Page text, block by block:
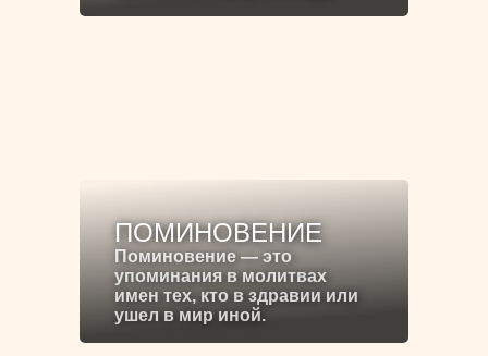
ПОМИНОВЕНИЕ
Поминовение — это
упоминания в молитвах
имен тех, кто в здравии или
ушел в мир иной.